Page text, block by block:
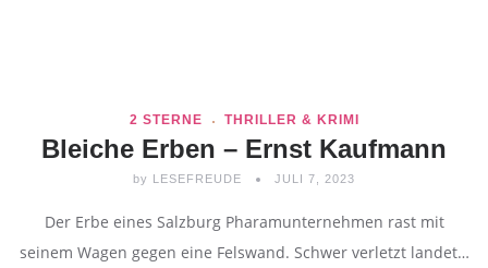
2 STERNE THRILLER & KRIMI
Bleiche Erben – Ernst Kaufmann
by LESEFREUDE JULI 7, 2023
Der Erbe eines Salzburg Pharamunternehmen rast mit
seinem Wagen gegen eine Felswand. Schwer verletzt landet…